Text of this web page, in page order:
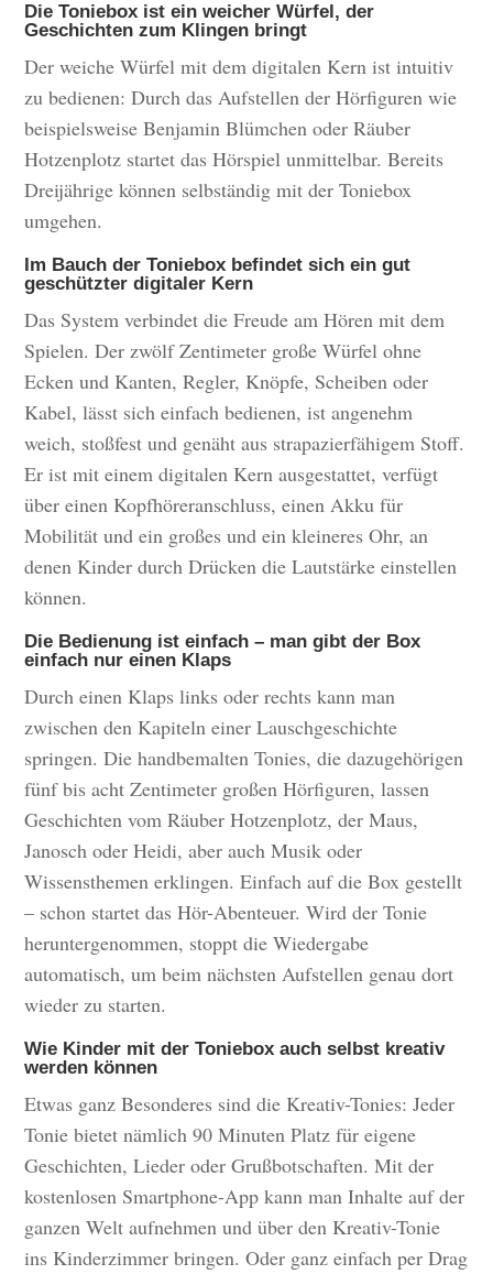
Die Toniebox ist ein weicher Würfel, der
Geschichten zum Klingen bringt
Der weiche Würfel mit dem digitalen Kern ist intuitiv
zu bedienen: Durch das Aufstellen der Hörfiguren wie
beispielsweise Benjamin Blümchen oder Räuber
Hotzenplotz startet das Hörspiel unmittelbar. Bereits
Dreijährige können selbständig mit der Toniebox
umgehen.
Im Bauch der Toniebox befindet sich ein gut
geschützter digitaler Kern
Das System verbindet die Freude am Hören mit dem
Spielen. Der zwölf Zentimeter große Würfel ohne
Ecken und Kanten, Regler, Knöpfe, Scheiben oder
Kabel, lässt sich einfach bedienen, ist angenehm
weich, stoßfest und genäht aus strapazierfähigem Stoff.
Er ist mit einem digitalen Kern ausgestattet, verfügt
über einen Kopfhöreranschluss, einen Akku für
Mobilität und ein großes und ein kleineres Ohr, an
denen Kinder durch Drücken die Lautstärke einstellen
können.
Die Bedienung ist einfach – man gibt der Box
einfach nur einen Klaps
Durch einen Klaps links oder rechts kann man
zwischen den Kapiteln einer Lauschgeschichte
springen. Die handbemalten Tonies, die dazugehörigen
fünf bis acht Zentimeter großen Hörfiguren, lassen
Geschichten vom Räuber Hotzenplotz, der Maus,
Janosch oder Heidi, aber auch Musik oder
Wissensthemen erklingen. Einfach auf die Box gestellt
– schon startet das Hör-Abenteuer. Wird der Tonie
heruntergenommen, stoppt die Wiedergabe
automatisch, um beim nächsten Aufstellen genau dort
wieder zu starten.
Wie Kinder mit der Toniebox auch selbst kreativ
werden können
Etwas ganz Besonderes sind die Kreativ-Tonies: Jeder
Tonie bietet nämlich 90 Minuten Platz für eigene
Geschichten, Lieder oder Grußbotschaften. Mit der
kostenlosen Smartphone-App kann man Inhalte auf der
ganzen Welt aufnehmen und über den Kreativ-Tonie
ins Kinderzimmer bringen. Oder ganz einfach per Drag